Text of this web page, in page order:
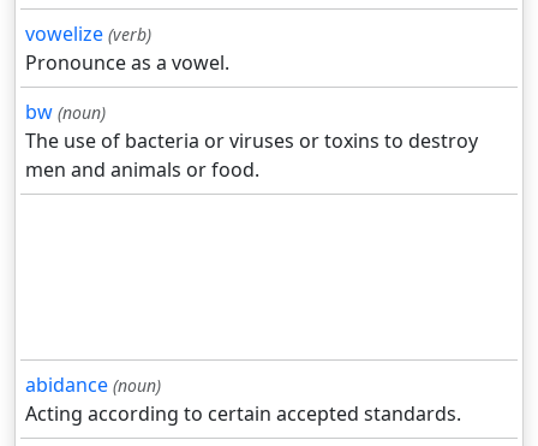
vowelize (verb)
Pronounce as a vowel.
bw (noun)
The use of bacteria or viruses or toxins to destroy
men and animals or food.
abidance (noun)
Acting according to certain accepted standards.